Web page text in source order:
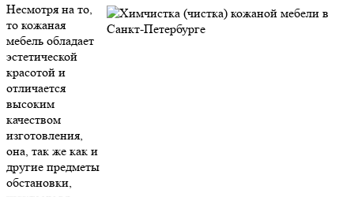
Несмотря на то,
то кожаная
мебель обладает
эстетической
красотой и
отличается
высоким
качеством
изготовления,
она, так же как и
другие предметы
обстановки,